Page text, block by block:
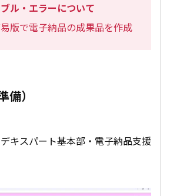
ル・エラーについて
版で電子納品の成果品を作成
備）
キスパート基本部・電子納品支援